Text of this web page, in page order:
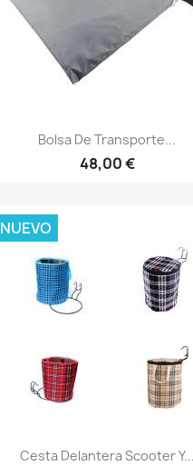
Vista rápida
Bolsa De Transporte...
48,00 €
Vista rápida
Cesta Delantera Scooter Y...
NUEVO